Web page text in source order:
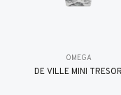
OMEGA
DE VILLE MINI TRÉSOR